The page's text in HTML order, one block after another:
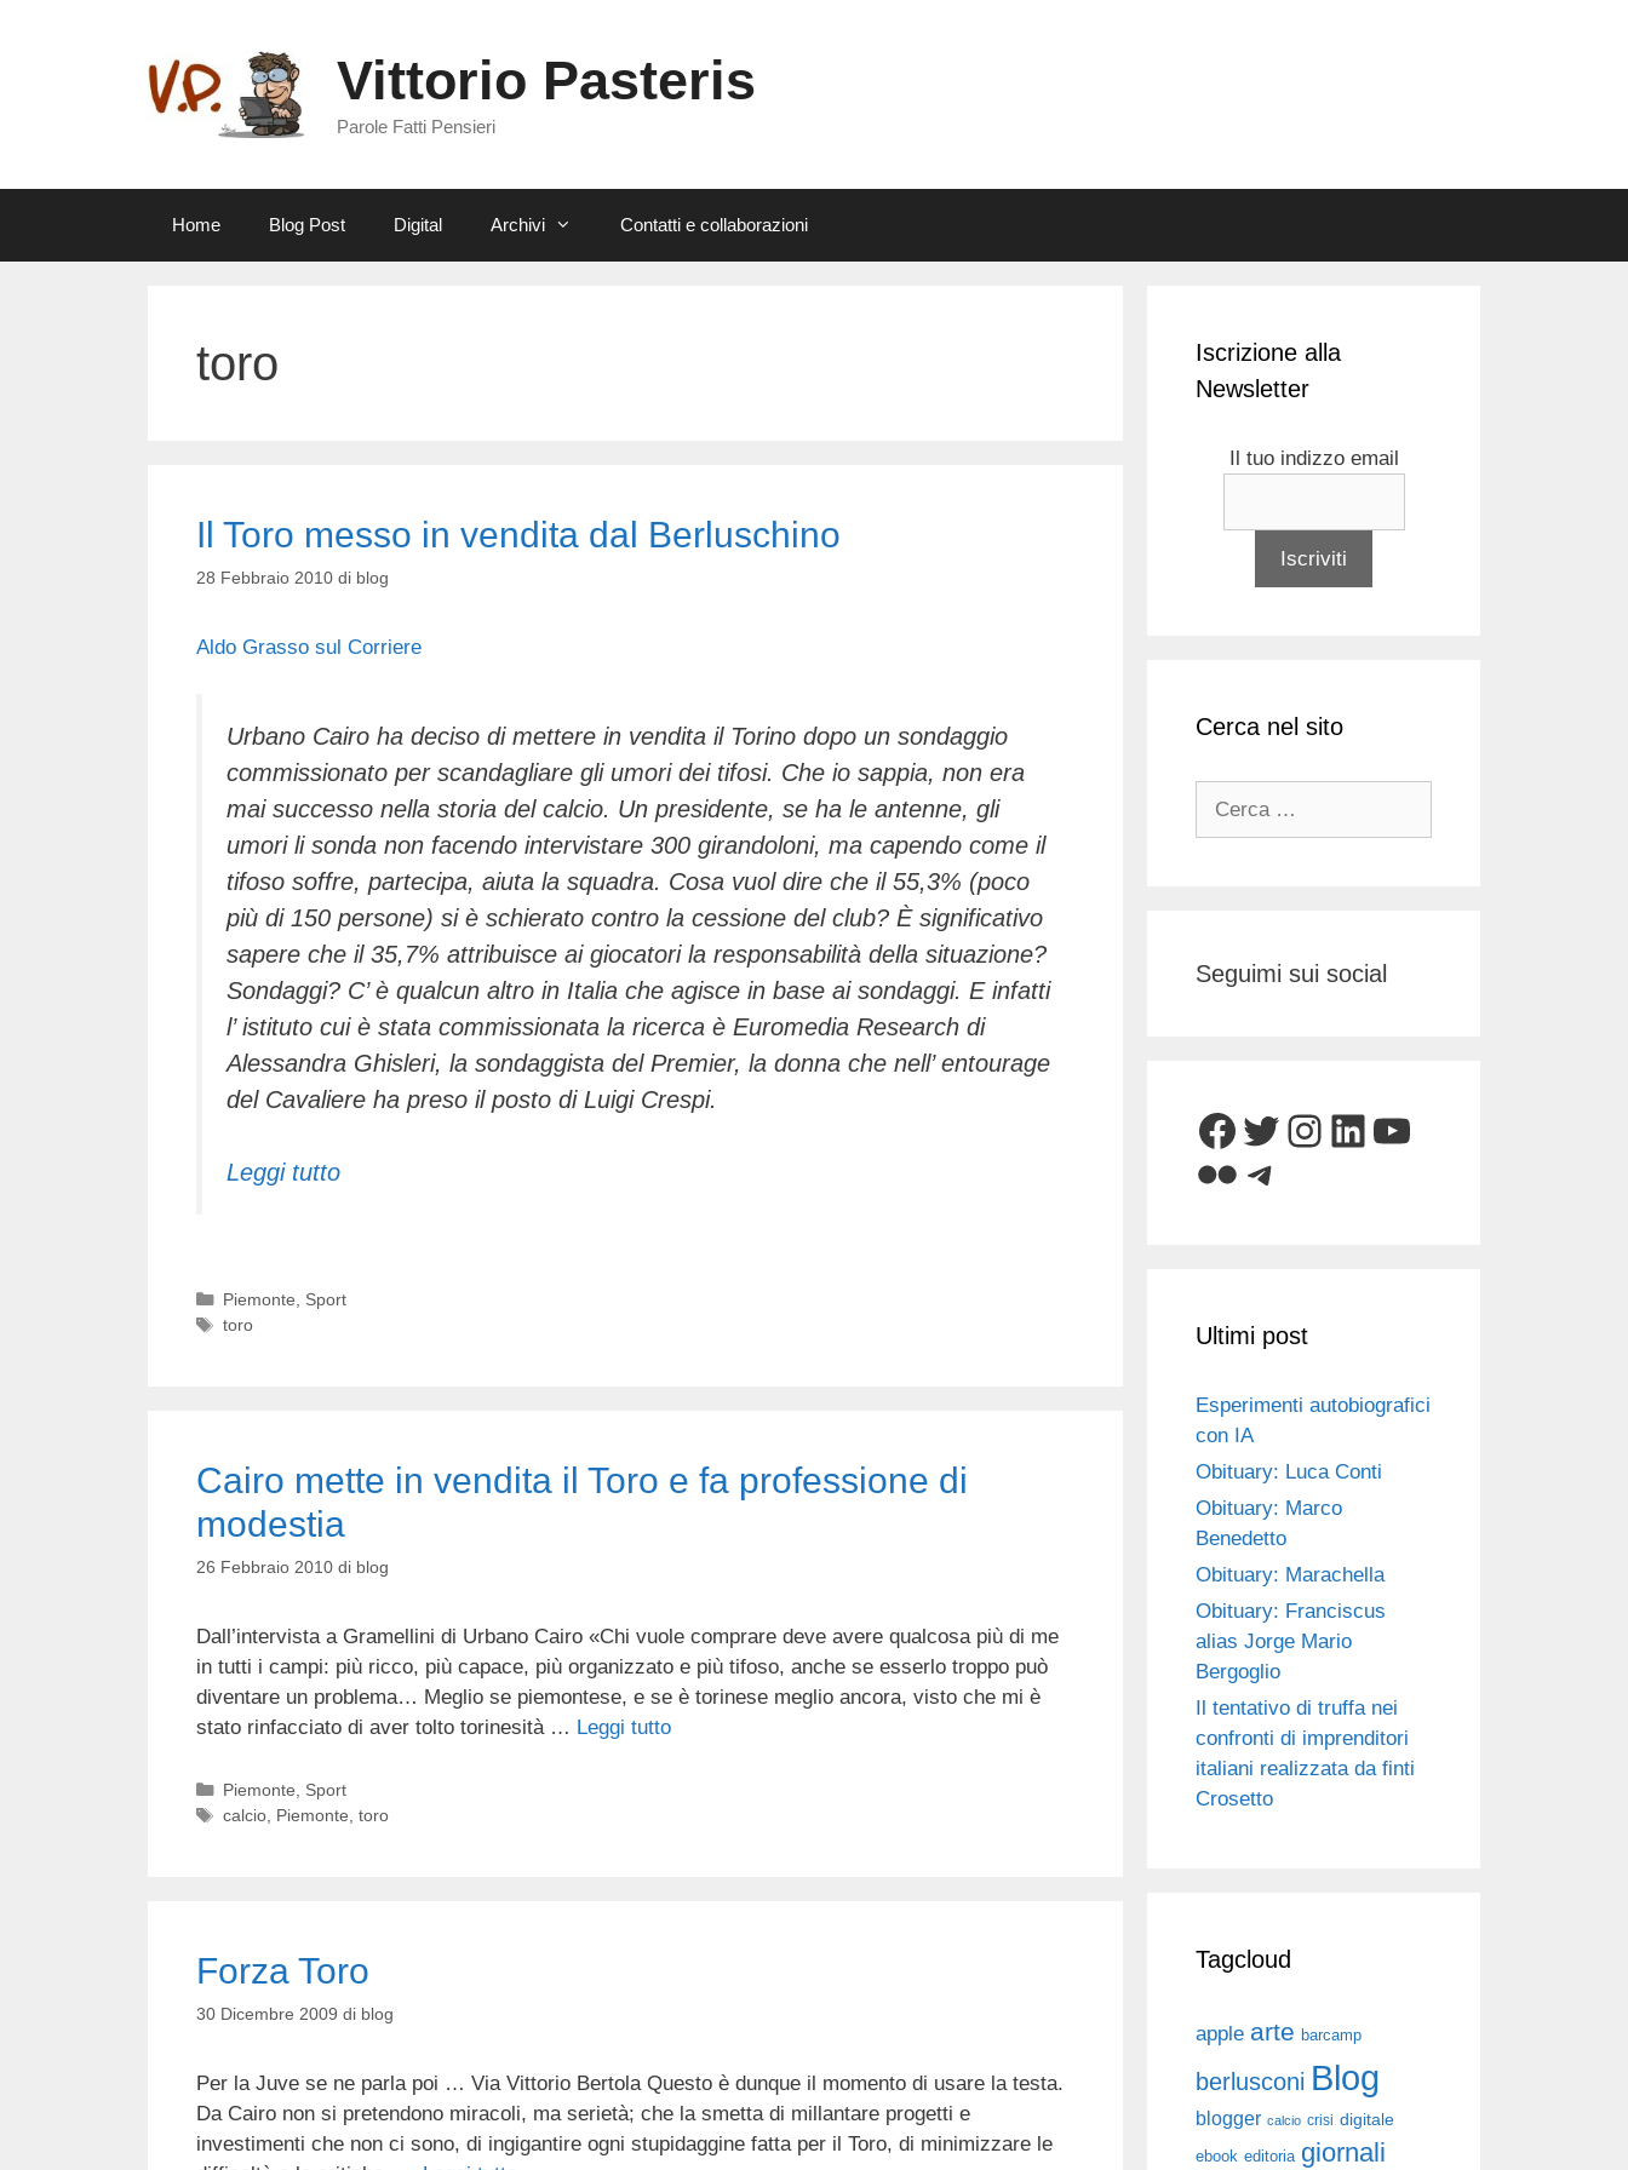
Vittorio Pasteris
Parole Fatti Pensieri
Home Blog Post Digital Archivi Contatti e collaborazioni
toro
Il Toro messo in vendita dal Berluschino
28 Febbraio 2010 di blog
Aldo Grasso sul Corriere
Urbano Cairo ha deciso di mettere in vendita il Torino dopo un sondaggio
commissionato per scandagliare gli umori dei tifosi. Che io sappia, non era
mai successo nella storia del calcio. Un presidente, se ha le antenne, gli
umori li sonda non facendo intervistare 300 girandoloni, ma capendo come il
tifoso soffre, partecipa, aiuta la squadra. Cosa vuol dire che il 55,3% (poco
più di 150 persone) si è schierato contro la cessione del club? È significativo
sapere che il 35,7% attribuisce ai giocatori la responsabilità della situazione?
Sondaggi? C’ è qualcun altro in Italia che agisce in base ai sondaggi. E infatti
l’ istituto cui è stata commissionata la ricerca è Euromedia Research di
Alessandra Ghisleri, la sondaggista del Premier, la donna che nell’ entourage
del Cavaliere ha preso il posto di Luigi Crespi.
Leggi tutto
Categorie
Piemonte
Sport
Tag
toro
Cairo mette in vendita il Toro e fa professione di
modestia
26 Febbraio 2010 di blog
Dall’intervista a Gramellini di Urbano Cairo «Chi vuole comprare deve avere qualcosa più di me
in tutti i campi: più ricco, più capace, più organizzato e più tifoso, anche se esserlo troppo può
diventare un problema… Meglio se piemontese, e se è torinese meglio ancora, visto che mi è
stato rinfacciato di aver tolto torinesità … Leggi tutto
Categorie
Piemonte
Sport
Tag
calcio, Piemonte toro
Forza Toro
30 Dicembre 2009 di blog
Per la Juve se ne parla poi … Via Vittorio Bertola Questo è dunque il momento di usare la testa.
Da Cairo non si pretendono miracoli, ma serietà; che la smetta di millantare progetti e
investimenti che non ci sono, di ingigantire ogni stupidaggine fatta per il Toro, di minimizzare le
Iscrizione alla
Newsletter
Il tuo indizzo email
Cerca nel sito
Seguimi sui social
Facebook
Twitter
Instagram
LinkedIn
YouTube
FlickrTelegram
Ultimi post
Esperimenti autobiografici
con IA
Obituary: Luca Conti
Obituary: Marco
Benedetto
Obituary: Marachella
Obituary: Franciscus
alias Jorge Mario
Bergoglio
Il tentativo di truffa nei
confronti di imprenditori
italiani realizzata da finti
Crosetto
Tagcloud
apple arte barcamp
berlusconi Blog
blogger calcio crisi digitale
ebook editoria giornali